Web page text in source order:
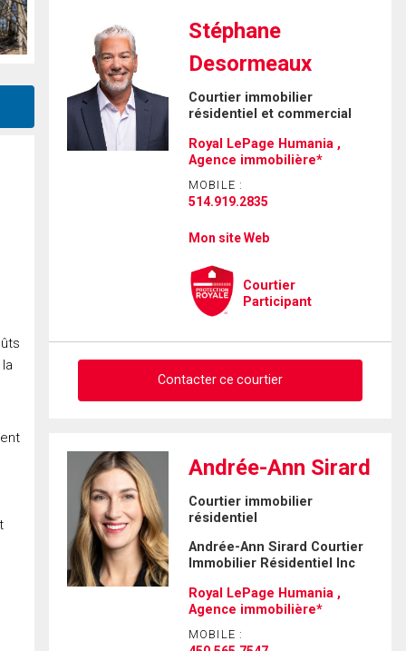
Demander des infos sur cette
inscription
Prénom
et
Nom
Courriel
En cliquant sur le bouton « soumettre », vous consentez à nos conditions
d'utilisation et vous nous fournissez l'autorisation écrite de
communiquer avec vous.
Stéphane
Desormeaux
Courtier immobilier
résidentiel et commercial
Royal LePage Humania ,
Agence immobilière*
MOBILE :
514.919.2835
Mon site Web
Courtier
Participant
Contacter ce courtier
Demander des infos sur cette
inscription
Prénom
et
Nom
Courriel
Andrée-Ann Sirard
Courtier immobilier
résidentiel
Andrée-Ann Sirard Courtier
Immobilier Résidentiel Inc
Royal LePage Humania ,
Agence immobilière*
MOBILE :